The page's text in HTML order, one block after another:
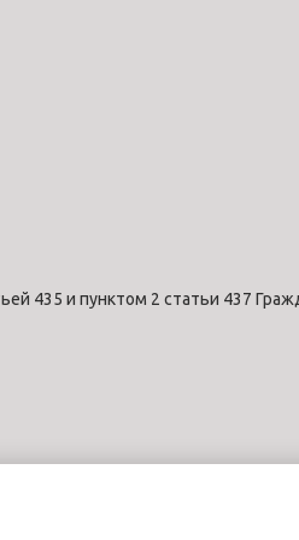
435 и пунктом 2 статьи 437